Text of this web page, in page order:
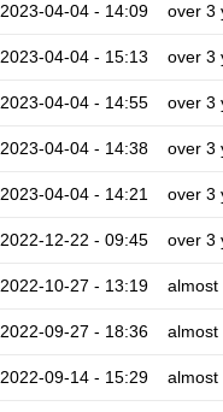
2023-04-04 - 14:09 over 3
2023-04-04 - 15:13 over 3
2023-04-04 - 14:55 over 3
2023-04-04 - 14:38 over 3
2023-04-04 - 14:21 over 3
2022-12-22 - 09:45 over 3
2022-10-27 - 13:19 almost
2022-09-27 - 18:36 almost
2022-09-14 - 15:29 almost